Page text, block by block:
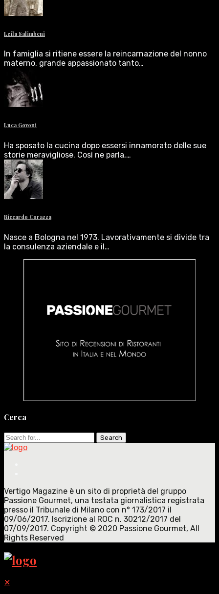
Leila Salimbeni
In famiglia si ritiene essere la reincarnazione del nonno
materno, grande appassionato tanto…
Luca Govoni
Ha sposato la cucina dopo essersi innamorato delle sue
storie meravigliose. Così ne parla,…
Riccardo Corazza
Nasce a Bologna nel 1973. Lavorativamente si divide tra
la consulenza aziendale e il…
Cerca
Search
for:
Vertigo Magazine è un sito di proprietà del gruppo
Passione Gourmet, una testata giornalistica registrata
presso il Tribunale di Milano con n° 173/2017 il
09/06/2017. Iscrizione al ROC n. 30212/2017 del
07/09/2017. Copyright © 2020 Passione Gourmet, All
Rights Reserved
✕